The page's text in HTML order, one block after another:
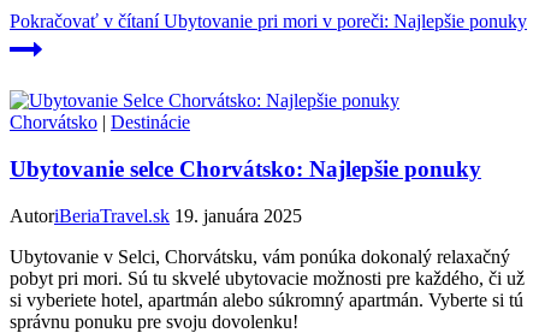
Pokračovať v čítaníUbytovanie pri mori v poreči: Najlepšie ponuky
Chorvátsko | Destinácie
Ubytovanie selce Chorvátsko: Najlepšie ponuky
AutoriBeriaTravel.sk 19. januára 2025
Ubytovanie v Selci, Chorvátsku, vám ponúka dokonalý relaxačný
pobyt pri mori. Sú tu skvelé ubytovacie možnosti pre každého, či už
si vyberiete hotel, apartmán alebo súkromný apartmán. Vyberte si tú
správnu ponuku pre svoju dovolenku!